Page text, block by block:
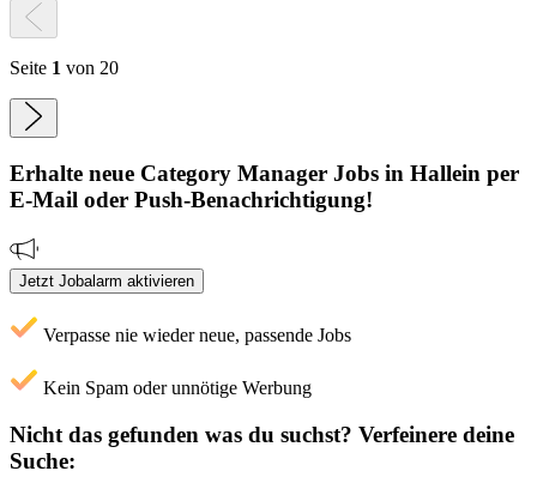
Seite 1 von 20
Erhalte neue Category Manager Jobs in Hallein per
E-Mail oder Push-Benachrichtigung!
Jetzt Jobalarm aktivieren
Verpasse nie wieder neue, passende Jobs
Kein Spam oder unnötige Werbung
Nicht das gefunden was du suchst? Verfeinere deine
Suche: